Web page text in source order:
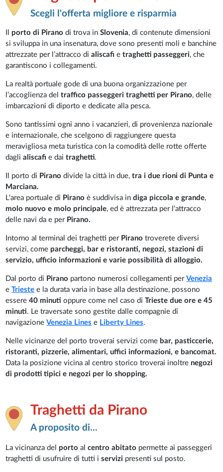
Scegli l'offerta migliore e risparmia
porto di Piranodi trova in Slovenia, di contenute dimensioni
si sviluppa in una insenatura, dove sono presenti moli e banchine
attrezzate per l’attracco dialiscafi etraghetti passeggeri, che
garantiscono i collegamenti.
La realtà portuale gode di una buona organizzazione per
l’accoglienza deltraffico passeggeri traghetti per Pirano, delle
imbarcazioni di diporto e dedicate alla pesca.
Sono tantissimi ogni anno i vacanzieri, di provenienza nazionale
e internazionale, che scelgono di raggiungere questa
meravigliosa meta turistica con la comodità delle rotte offerte
daglialiscafie daitraghetti.
Il porto di Pirano divide la città in due,tra i due rioni di Punta e
Marciana.
L'area portuale di Pirano è suddivisa indiga piccola e grande,
molo nuovo e molo principale, ed è attrezzata per l'attracco
delle navi da e perPirano.
Intorno al terminal dei traghetti per Pirano troverete diversi
servizi, come parcheggi, bar e ristoranti, negozi, stazioni di
servizio, ufficio informazioni e varie possibilità di alloggio.
Dal porto di Pirano partono numerosi collegamenti perVenezia
eTrieste e la durata varia in base alla destinazione, possono
essere 40 minuti oppure come nel caso diTrieste due ore e 45
minuti. Le traversate sono gestite dalle compagnie di
navigazioneVenezia Lines e Liberty Lines.
Nelle vicinanze del porto troverai servizi come bar, pasticcerie,
ristoranti, pizzerie, alimentari, uffici informazioni, e bancomat.
Data la posizione vicina al centro storico troverai inoltre negozi
di prodotti tipici e negozi per lo shopping.
Traghetti da Pirano
A proposito di...
La vicinanza del portoalcentro abitato permette ai passeggeri
traghetti di usufruire di tutti iservizi presenti sul posto.